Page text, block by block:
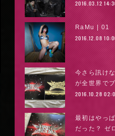
2016.03.12
RaMu | 01
2016.12.08
今さら訊け
が全世界で
2016.10.28
最初はやっ
だった？ ゼ